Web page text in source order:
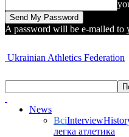
A password will be e-mailed to
Ukrainian Athletics Federation
News
ВсіInterview
легка атлетика